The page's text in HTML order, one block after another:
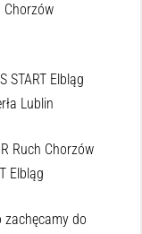
Chorzów
START Elbląg
Lublin
Ruch Chorzów
Elbląg
zachęcamy do